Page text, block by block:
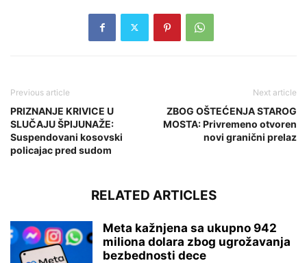
Previous article
PRIZNANJE KRIVICE U
SLUČAJU ŠPIJUNAŽE:
Suspendovani kosovski
policajac pred sudom
Next article
ZBOG OŠTEĆENJA STAROG
MOSTA: Privremeno otvoren
novi granični prelaz
RELATED ARTICLES
Meta kažnjena sa ukupno 942
miliona dolara zbog ugrožavanja
bezbednosti dece